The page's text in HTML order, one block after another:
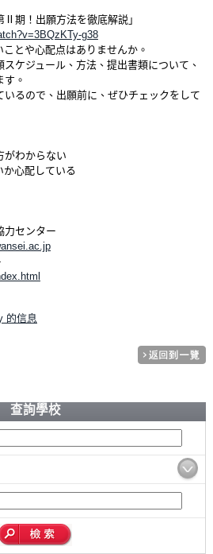
Ⅱ期！出願方法を徹底解説」
g38
とや心配点はありませんか。
ケジュール、方法、提出書類について、
。
るので、出願前に、ぜひチェックをして
がわからない
か心配している
センター
的信息
查詢學校